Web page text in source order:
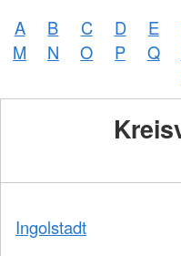
A B C D E
M
N O P Q
Ingolstadt